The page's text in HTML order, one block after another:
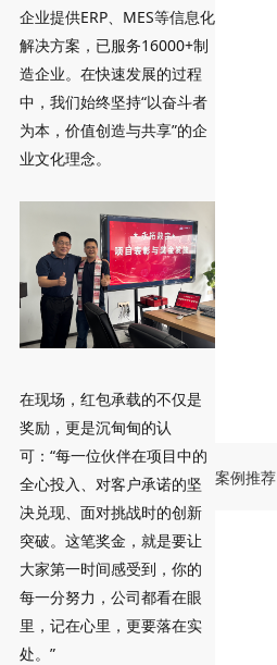
企业提供ERP、MES等信息化
解决方案，已服务16000+制
造企业。在快速发展的过程
中，我们始终坚持“以奋斗者
为本，价值创造与共享”的企
业文化理念。
在现场，红包承载的不仅是
奖励，更是沉甸甸的认
可：“每一位伙伴在项目中的
全心投入、对客户承诺的坚
决兑现、面对挑战时的创新
突破。这笔奖金，就是要让
大家第一时间感受到，你的
每一分努力，公司都看在眼
里，记在心里，更要落在实
处。”
案例推荐